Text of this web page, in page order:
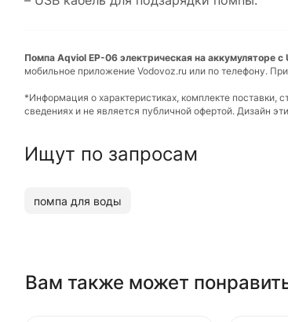
Помпа Aqviol EP-06 электрическая на аккумуляторе
мобильное приложение Vodovoz.ru или по телефону.
*Информация о характеристиках, комплекте поставки,
сведениях и не является публичной офертой. Дизайн
Ищут по запросам
помпа для воды
Вам также может